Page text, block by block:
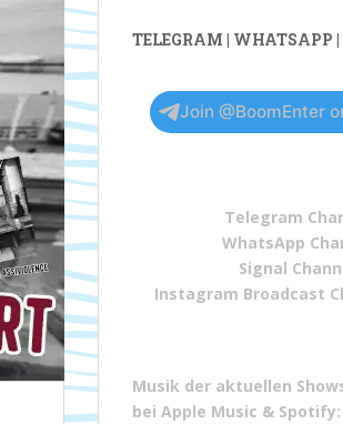
TELEGRAM | WHATSAPP
Join @BoomEnter
Telegram
WhatsApp
Signal
Instagram Broadcast
Musik der aktuellen
bei Apple Music & Spotify: